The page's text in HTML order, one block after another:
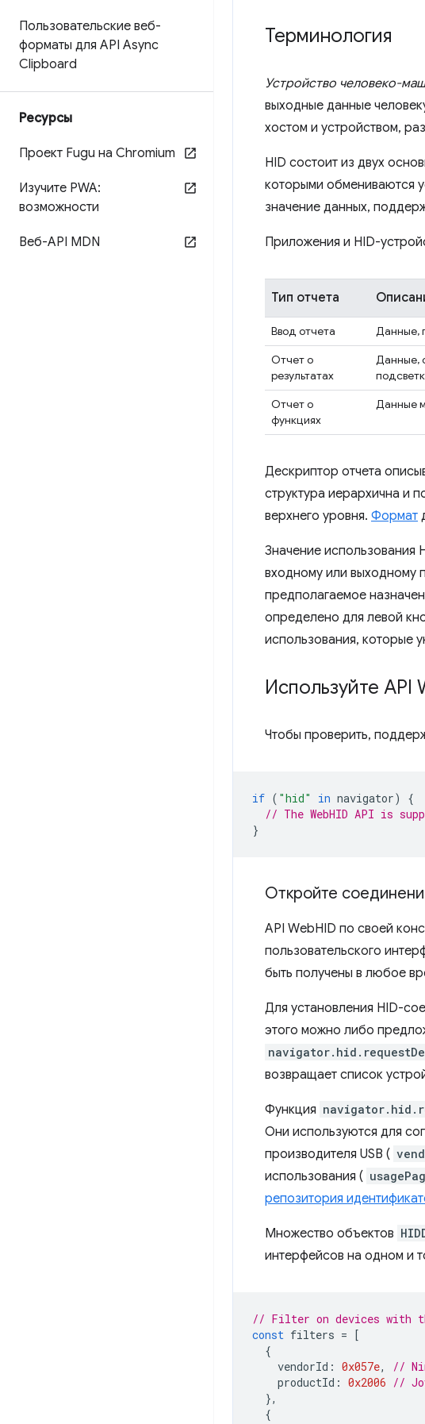
Пользовательские веб-
форматы для API Async
Clipboard
Ресурсы
Проект Fugu на Chromium
Изучите PWA:
возможности
Веб-API MDN
Терминология
Устройство человеко-
выходные данные
хостом и устройством,
HID состоит из двух
которыми обмениваются
значение данных,
Приложения и HID-
Тип отчета
Ввод отчета
Данные,
Отчет о
результатах
Данные,
Отчет о
функциях
Данные
Дескриптор отчета
структура иерархична и
верхнего уровня. Формат
Значение использования
входному или выходному
предполагаемое
определено для левой
использования, которые
Используйте API
Чтобы проверить,
if ( "hid" in navigator)
{
// The WebHID API is
}
Откройте
API WebHID по своей
пользовательского
быть получены в любое
Для установления HID-
этого можно либо
возвращает список
Функция
Они используются для
производителя USB (
использования (
репозитория
Множество объектов
интерфейсов на одном и
// Filter on devices with the
const filters = [
{
vendorId : 0x057e,
//
productId : 0x2006 //
},
{